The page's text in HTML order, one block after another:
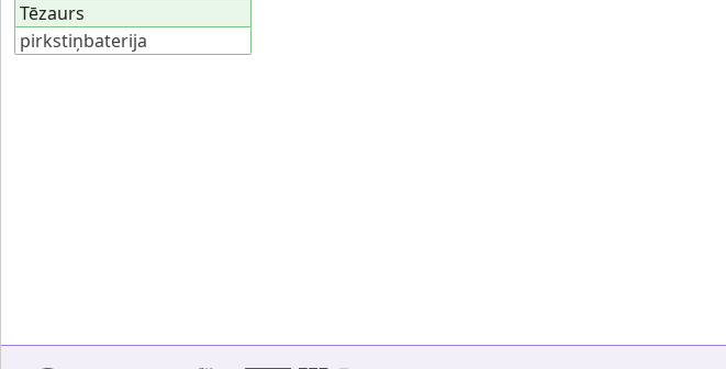
Tēzaurs
pirkstiņbaterija